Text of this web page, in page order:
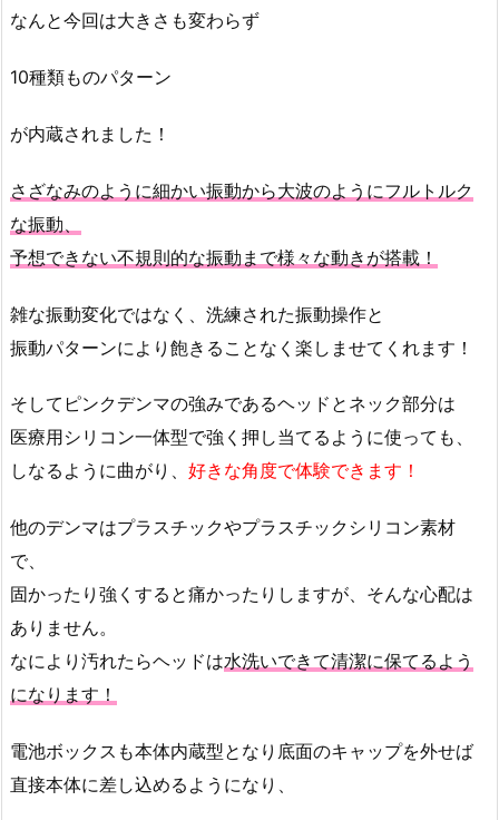
なんと今回は大きさも変わらず
10種類ものパターン
が内蔵されました！
さざなみのように細かい振動から大波のようにフルトルク
な振動、
予想できない不規則的な振動まで様々な動きが搭載！
雑な振動変化ではなく、洗練された振動操作と
振動パターンにより飽きることなく楽しませてくれます！
そしてピンクデンマの強みであるヘッドとネック部分は
医療用シリコン一体型で強く押し当てるように使っても、
しなるように曲がり、 好きな角度で体験できます！
他のデンマはプラスチックやプラスチックシリコン素材
で、
固かったり強くすると痛かったりしますが、そんな心配は
ありません。
なにより汚れたらヘッドは水洗いできて清潔に保てるよう
になります！
電池ボックスも本体内蔵型となり底面のキャップを外せば
直接本体に差し込めるようになり、